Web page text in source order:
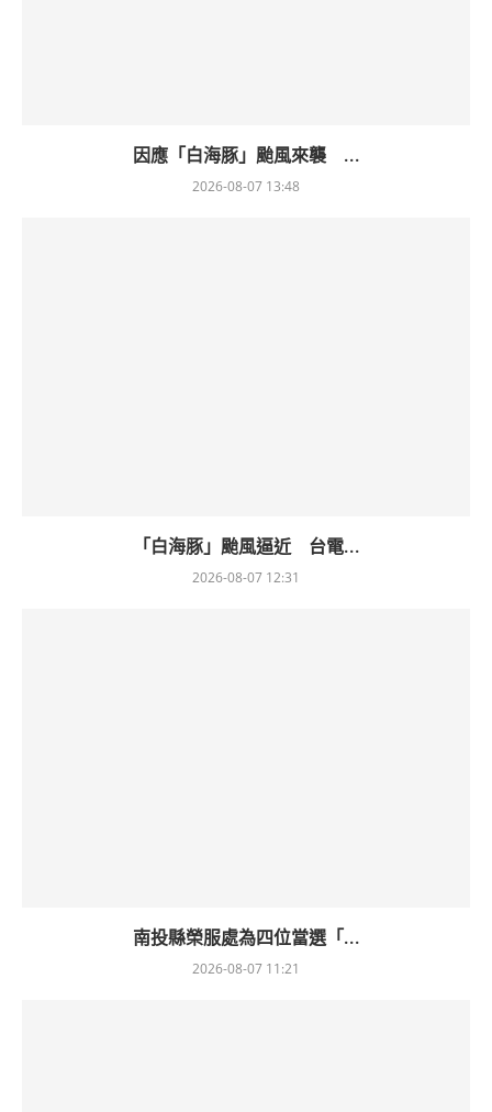
因應「白海豚」颱風來襲 ...
2026-08-07 13:48
「白海豚」颱風逼近 台電...
2026-08-07 12:31
南投縣榮服處為四位當選「...
2026-08-07 11:21